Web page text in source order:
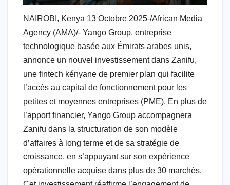
NAIROBI, Kenya 13 Octobre 2025-/African Media
Agency (AMA)/- Yango Group, entreprise
technologique basée aux Émirats arabes unis,
annonce un nouvel investissement dans Zanifu,
une fintech kényane de premier plan qui facilite
l’accès au capital de fonctionnement pour les
petites et moyennes entreprises (PME). En plus de
l’apport financier, Yango Group accompagnera
Zanifu dans la structuration de son modèle
d’affaires à long terme et de sa stratégie de
croissance, en s’appuyant sur son expérience
opérationnelle acquise dans plus de 30 marchés.